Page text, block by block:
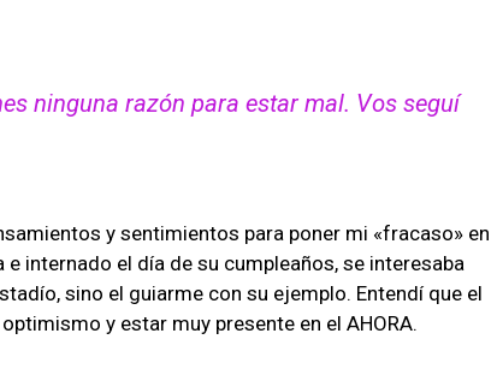
ninguna razón para estar mal. Vos seguí
y sentimientos para poner mi «fracaso» en
internado el día de su cumpleaños, se interesaba
sino el guiarme con su ejemplo. Entendí que el
y estar muy presente en el AHORA.